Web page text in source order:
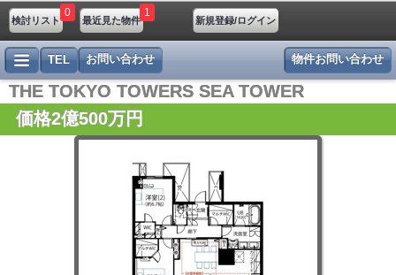
検討リスト
0
最近見た物件
1
新規登録/ログイン
物件お問い合わせ
TEL お問い合わせ
THE TOKYO TOWERS SEA TOWER
価格2億500万円